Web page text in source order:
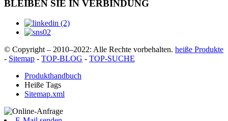
BLEIBEN SIE IN VERBINDUNG
© Copyright – 2010–2022: Alle Rechte vorbehalten. heiße Produkte
- Sitemap - TOP-BLOG - TOP-SUCHE
Produkthandbuch
Heiße Tags
Sitemap.xml